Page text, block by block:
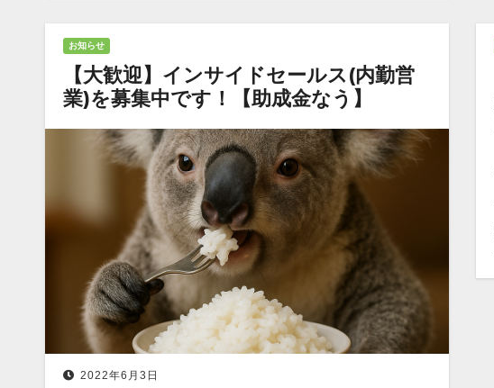
お知らせ
【大歓迎】インサイドセールス(内勤営
業)を募集中です！【助成金なう】
2022年6月3日